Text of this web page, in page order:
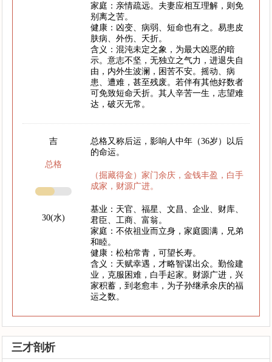
家庭：亲情疏远。夫妻应相互理解，则免
别离之苦。
健康：凶变、病弱、短命也有之。易患皮
肤病、外伤、夭折。
含义：混沌未定之象，为最大凶恶的暗
示。意志不坚，无独立之气力，进退失自
由，内外生波澜，困苦不安。摇动、病
患、遭难，甚至残废。若伴有其他好数者
可免致短命夭折。其人辛苦一生，志望难
达，破灭无常。
吉
总格
30(水)
总格又称后运，影响人中年（36岁）以后
的命运。
（掘藏得金）家门余庆，金钱丰盈，白手
成家，财源广进。
基业：天官、福星、文昌、企业、财库、
君臣、工商、富翁。
家庭：不依祖业而立身，家庭圆满，兄弟
和睦。
健康：松柏常青，可望长寿。
含义：天赋幸遇，才略智谋出众。勤俭建
业，克服困难，白手起家。财源广进，兴
家积蓄，到老愈丰，为子孙继承余庆的福
运之数。
三才剖析